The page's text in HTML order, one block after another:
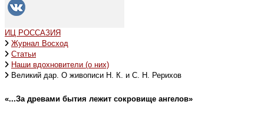
ИЦ РОССАЗИЯ
Журнал Восход
Статьи
Наши вдохновители (о них)
Великий дар. О живописи Н. К. и С. Н. Рерихов
«...За древами бытия лежит сокровище ангелов»